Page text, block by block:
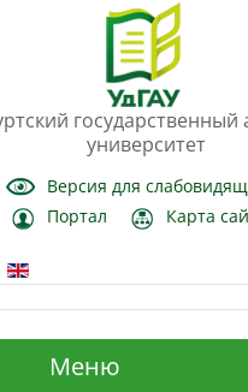
государственный
университет
Версия для
Портал
Карта
Меню